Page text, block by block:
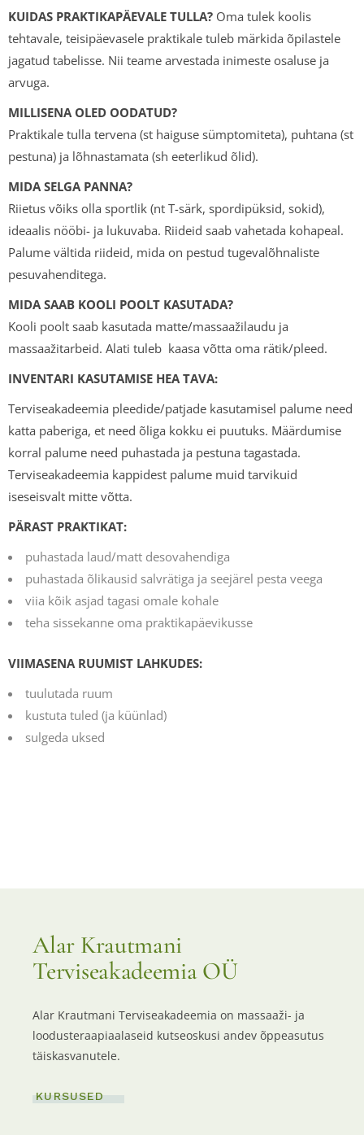
KUIDAS PRAKTIKAPÄEVALE TULLA? Oma tulek koolis
tehtavale, teisipäevasele praktikale tuleb märkida õpilastele
jagatud tabelisse. Nii teame arvestada inimeste osaluse ja
arvuga.
MILLISENA OLED OODATUD?
Praktikale tulla tervena (st haiguse sümptomiteta), puhtana (st
pestuna) ja lõhnastamata (sh eeterlikud õlid).
MIDA SELGA PANNA?
Riietus võiks olla sportlik (nt T-särk, spordipüksid, sokid),
ideaalis nööbi- ja lukuvaba. Riideid saab vahetada kohapeal.
Palume vältida riideid, mida on pestud tugevalõhnaliste
pesuvahenditega.
MIDA SAAB KOOLI POOLT KASUTADA?
Kooli poolt saab kasutada matte/massaažilaudu ja
massaažitarbeid. Alati tuleb kaasa võtta oma rätik/pleed.
INVENTARI KASUTAMISE HEA TAVA:
Terviseakadeemia pleedide/patjade kasutamisel palume need
katta paberiga, et need õliga kokku ei puutuks. Määrdumise
korral palume need puhastada ja pestuna tagastada.
Terviseakadeemia kappidest palume muid tarvikuid
iseseisvalt mitte võtta.
PÄRAST PRAKTIKAT:
puhastada laud/matt desovahendiga
puhastada õlikausid salvrätiga ja seejärel pesta veega
viia kõik asjad tagasi omale kohale
teha sissekanne oma praktikapäevikusse
VIIMASENA RUUMIST LAHKUDES:
tuulutada ruum
kustuta tuled (ja küünlad)
sulgeda uksed
Alar Krautmani
Terviseakadeemia OÜ
Alar Krautmani Terviseakadeemia on massaaži- ja
loodusteraapiaalaseid kutseoskusi andev õppeasutus
täiskasvanutele.
KURSUSED